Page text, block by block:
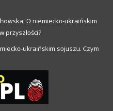
O niemiecko-ukraińskim
przyszłości?
ukraińskim sojuszu. Czym